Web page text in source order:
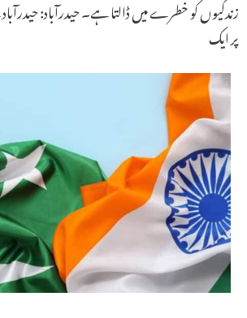
زندگیوں کو خطرے میں ڈالتا ہے۔ حیدرآباد:
پر ایک